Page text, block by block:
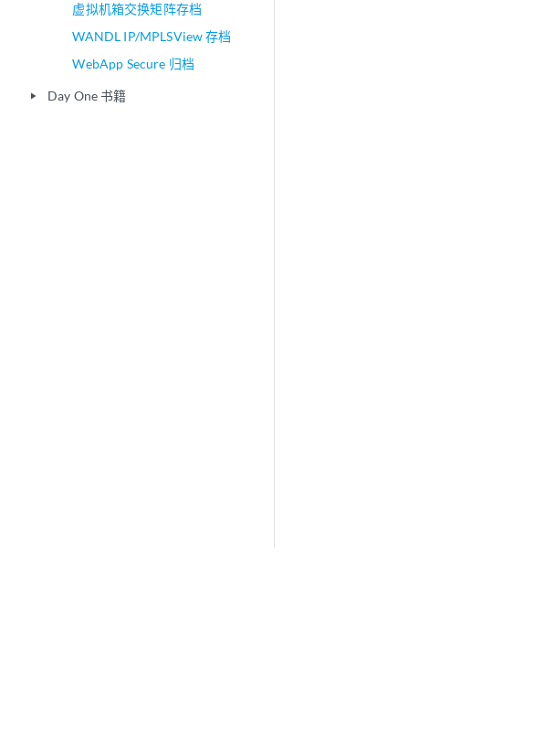
虚拟机箱交换矩阵存档
WANDL IP/MPLSView 存档
WebApp Secure 归档
play_arrow Day One 书籍